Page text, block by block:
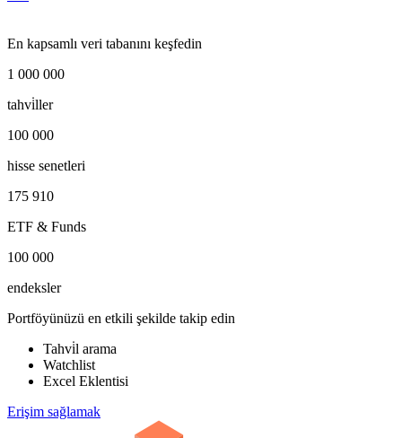
En kapsamlı veri tabanını keşfedin
1 000 000
tahvi̇ller
100 000
hisse senetleri
175 910
ETF & Funds
100 000
endeksler
Portföyünüzü en etkili şekilde takip edin
Tahvi̇l arama
Watchlist
Excel Eklentisi
Erişim sağlamak